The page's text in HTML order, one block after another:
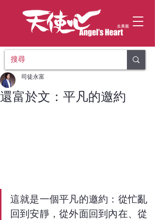
還富於文：平凡的邀約
司徒永富
這就是一個平凡的邀約：從忙亂
回到安靜，從外面回到內在、從